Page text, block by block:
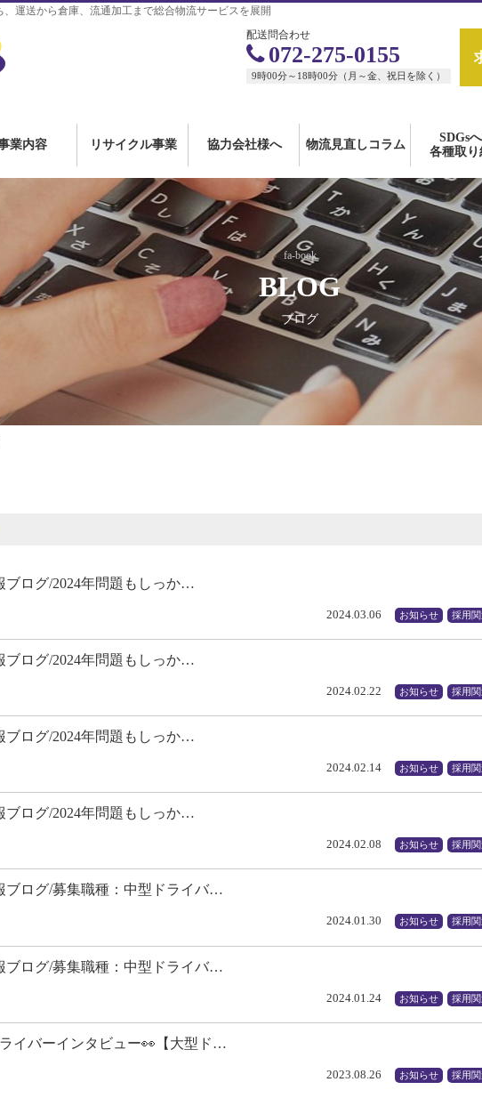
運送から倉庫、流通加工まで総合物流サービスを展開
業内容 リサイクル事業 協力会社様へ 物流見直しコラム
SDGs
各種取り
配送問合わせ
072-275-0155
9時00分～18時00分（月～金、祝日を除く）
fa-book
BLOG
ブログ
ブログ/2024年問題もしっか…
2024.03.06 お知らせ 採用関
ブログ/2024年問題もしっか…
2024.02.22 お知らせ 採用関
ブログ/2024年問題もしっか…
2024.02.14 お知らせ 採用関
ブログ/2024年問題もしっか…
2024.02.08 お知らせ 採用関
ブログ/募集職種：中型ドライバ…
2024.01.30 お知らせ 採用関
ブログ/募集職種：中型ドライバ…
2024.01.24 お知らせ 採用関
イバーインタビュー👀【大型ド…
2023.08.26 お知らせ 採用関